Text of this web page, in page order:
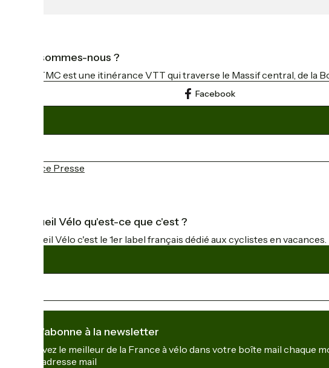
Qui sommes-nous ?
La GTMC est une itinérance VTT qui traverse le Massif central, de la
Facebook
Espace Presse
Accueil Vélo qu'est-ce que c'est ?
Accueil Vélo c'est le 1er label français dédié aux cyclistes en vacances.
Je m'abonne à la newsletter
Recevez le meilleur de la France à vélo dans votre boîte mail chaque
Mon adresse mail